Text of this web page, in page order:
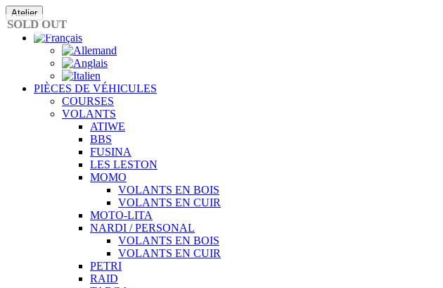
Passer
au
contenu
Atelier
PIÈCES DE VÉHICULES
COURSES
VOLANTS
ATIWE
BBS
FUSINA
LES LESTON
MOMO
VOLANTS EN BOIS
VOLANTS EN CUIR
MOTO-LITA
NARDI / PERSONAL
VOLANTS EN BOIS
VOLANTS EN CUIR
PETRI
RAID
SOLD OUT